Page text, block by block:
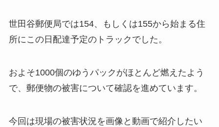
世田谷郵便局では154、もしくは155から始まる住
所にこの日配達予定のトラックでした。
およそ1000個のゆうパックがほとんど燃えたよう
で、郵便物の被害について確認を進めています。
今回は現場の被害状況を画像と動画で紹介したい